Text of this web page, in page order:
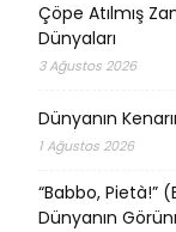
Çöpe Atılmış
Dünyaları
3 Ağustos 2026
Dünyanın
1 Ağustos 2026
“Babbo, Pietà!”
Dünyanın